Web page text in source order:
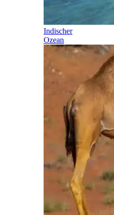
Indischer
Ozean